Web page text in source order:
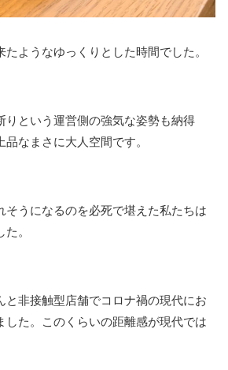
ようなゆっくりとした時間でした。
りという運営側の強気な姿勢も納得
なまさに大人空間です。
そうになるのを必死で堪えた私たちは
。
と非接触型店舗でコロナ禍の現代にお
した。このくらいの距離感が現代では